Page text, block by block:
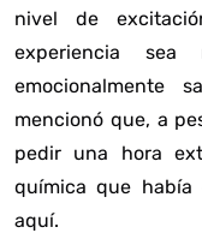
nivel de
experiencia
emocionalmente
mencionó que, a
pedir una hora
química que había
aquí.